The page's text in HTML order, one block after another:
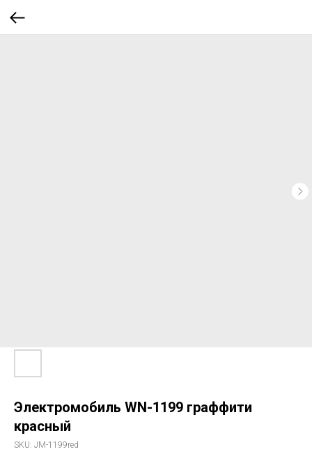
Электромобиль WN-1199 граффити
красный
SKU: JM-1199red